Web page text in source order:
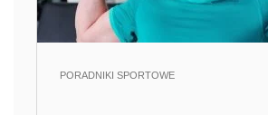
PORADNIKI SPORTOWE